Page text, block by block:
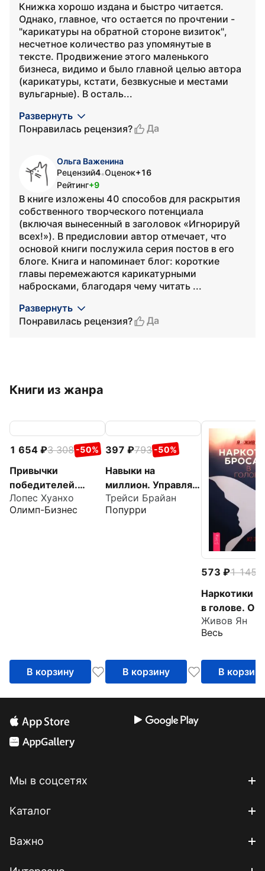
Книжка хорошо издана и быстро читается.
Однако, главное, что остается по прочтении -
"карикатуры на обратной стороне визиток",
несчетное количество раз упомянутые в
тексте. Продвижение этого маленького
бизнеса, видимо и было главной целью автора
(карикатуры, кстати, безвкусные и местами
вульгарные). В осталь...
Развернуть
Понравилась рецензия?
Да
Ольга Важенина
Рецензий4•Оценок+16
Рейтинг+9
В книге изложены 40 способов для раскрытия
собственного творческого потенциала
(включая вынесенный в заголовок «Игнорируй
всех!»). В предисловии автор отмечает, что
основой книги послужила серия постов в его
блоге. Книга и напоминает блог: короткие
главы перемежаются карикатурными
набросками, благодаря чему читать ...
Развернуть
Понравилась рецензия?
Да
Книги из жанра
1 654 3 308 -50%
Привычки
победителей.
Звездные советы
спортивного врача
Лопес Хуанхо
Олимп-Бизнес
В корзину
397 793 -50%
Навыки на
миллион. Управляй
временем
Трейси Брайан
Попурри
В корзину
573 1 145
Наркотики
в голове. О
трезвости и
внутренней
зависимости
Живов Ян
Весь
В корзину
Мы в соцсетях
Каталог
Важно